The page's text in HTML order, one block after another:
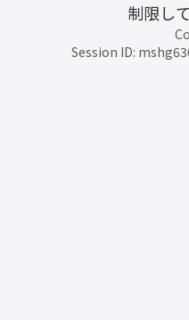
制限し
Session ID: